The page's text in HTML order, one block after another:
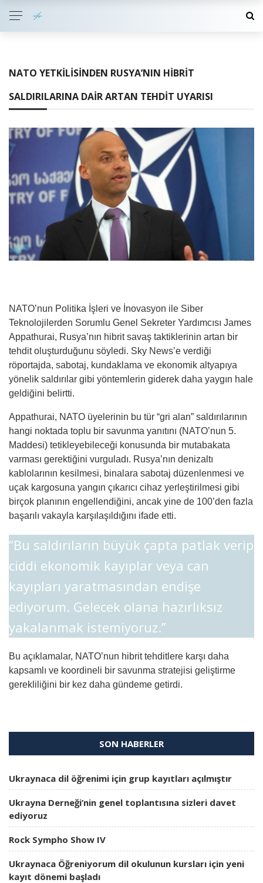
NATO YETKILISINDEN RUSYA’NIN HIBRIT
SALDIRILARINA DAIR ARTAN TEHDIT UYARISI
NATO’nun Politika İşleri ve İnovasyon ile Siber
Teknolojilerden Sorumlu Genel Sekreter Yardımcısı James
Appathurai, Rusya’nın hibrit savaş taktiklerinin artan bir
tehdit oluşturduğunu söyledi. Sky News’e verdiği
röportajda, sabotaj, kundaklama ve ekonomik altyapıya
yönelik saldırılar gibi yöntemlerin giderek daha yaygın hale
geldiğini belirtti.
Appathurai, NATO üyelerinin bu tür “gri alan” saldırılarının
hangi noktada toplu bir savunma yanıtını (NATO’nun 5.
Maddesi) tetikleyebileceği konusunda bir mutabakata
varması gerektiğini vurguladı. Rusya’nın denizaltı
kablolarının kesilmesi, binalara sabotaj düzenlenmesi ve
uçak kargosuna yangın çıkarıcı cihaz yerleştirilmesi gibi
birçok planının engellendiğini, ancak yine de 100’den fazla
başarılı vakayla karşılaşıldığını ifade etti.
“Bu saldırıların büyük çapta patlak verip
ciddi ekonomik kayıplar veya can
kayıpları yaratmasından endişe
ediyorum. Gelecek olana hazırlıksız
yakalanmak istemiyoruz.”
Bu açıklamalar, NATO’nun hibrit tehditlere karşı daha
kapsamlı ve koordineli bir savunma stratejisi geliştirme
gerekliliğini bir kez daha gündeme getirdi.
SON HABERLER
Ukraynaca dil öğrenimi için grup kayıtları açılmıştır
Ukrayna Derneği’nin genel toplantısına sizleri davet
ediyoruz
Rock Sympho Show IV
Ukraynaca Öğreniyorum dil okulunun kursları için yeni
kayıt dönemi başladı